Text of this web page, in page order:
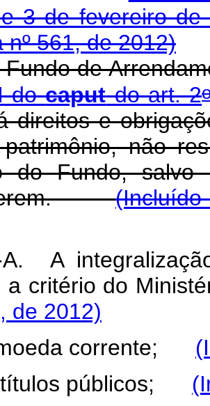
3 de fevereiro de
nº 561, de 2012)
de
docaputdo art. 2
direitos e
não
do Fundo, salvo
(Incluído
A. A
a critério do
de 2012)
corrente;
títulos públicos;